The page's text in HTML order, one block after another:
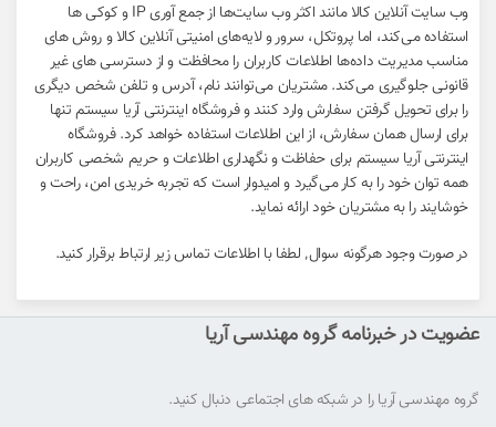
وب سایت آنلاین کالا مانند اکثر وب سایت‌ها از جمع آوری IP و کوکی ‌ها
استفاده می‌کند، اما پروتکل، سرور و لایه‌های امنیتی آنلاین کالا و روش‌ های
مناسب مدیریت داده‌ها اطلاعات کاربران را محافظت و از دسترسی‌ های غیر
قانونی جلوگیری می‌کند. مشتریان می‌توانند نام، آدرس و تلفن شخص دیگری
را برای تحویل گرفتن سفارش وارد کنند و فروشگاه اینترنتی آریا سیستم تنها
برای ارسال همان سفارش، از این اطلاعات استفاده خواهد کرد. فروشگاه
اینترنتی آریا سیستم برای حفاظت و نگهداری اطلاعات و حریم شخصی کاربران
همه توان خود را به کار می‌گیرد و امیدوار است که تجربه‌ خریدی امن، راحت و
خوشایند را به مشتریان خود ارائه نماید.
در صورت وجود هرگونه سوال٬ لطفا با اطلاعات تماس زیر ارتباط برقرار کنید.
عضویت در خبرنامه گروه مهندسی آریا
گروه مهندسی آریا را در شبکه های اجتماعی دنبال کنید.